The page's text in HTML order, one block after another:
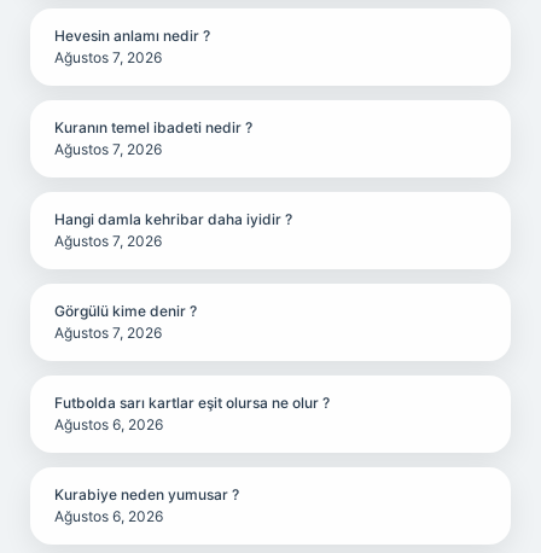
Hevesin anlamı nedir ?
Ağustos 7, 2026
Kuranın temel ibadeti nedir ?
Ağustos 7, 2026
Hangi damla kehribar daha iyidir ?
Ağustos 7, 2026
Görgülü kime denir ?
Ağustos 7, 2026
Futbolda sarı kartlar eşit olursa ne olur ?
Ağustos 6, 2026
Kurabiye neden yumusar ?
Ağustos 6, 2026